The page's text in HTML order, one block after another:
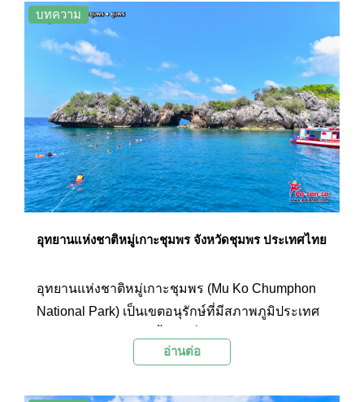
เป็นสัมปทานรังนกนางแอ่น วันนี้ทาง Palanla ได้
รวบรวมสถานที่ท่องเที่ยวที่ไม่ควรพลาดเมื่อไปเที่ยว
ชุมพรมาฝากทุกท่าน โดยมีทั้งชายหาด วัด จุดชมวิว
และสถานที่ที่น่าสนใจไว้ในบทความนี้
บทความ
อุทยานแห่งชาติหมู่เกาะชุมพร จังหวัดชุมพร ประเทศไทย
อุทยานแห่งชาติหมู่เกาะชุมพร (Mu Ko Chumphon
National Park) เป็นเขตอนุรักษ์ที่มีสภาพภูมิประเทศ
ภูเขา โดยไฮไลท์ของการท่องเที่ยวที่นี่ คือการเที่ยว
อ่านต่อ